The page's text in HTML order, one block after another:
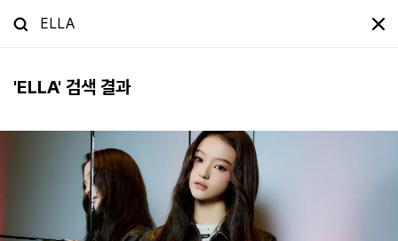
'ELLA' 검색 결과